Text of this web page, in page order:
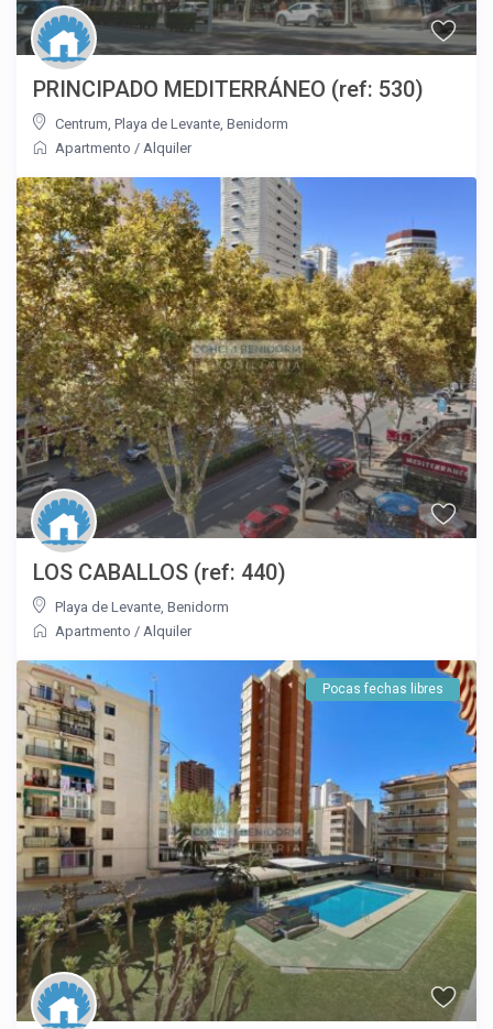
PRINCIPADO MEDITERRÁNEO (ref: 530)
Centrum ,Playa de Levante ,Benidorm
Apartmento / Alquiler
LOS CABALLOS (ref: 440)
Playa de Levante ,Benidorm
Apartmento / Alquiler
Pocas fechas libres